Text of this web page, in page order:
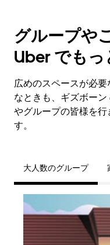
グループや
Uber でもっ
広めのスペースが必
なときも、ギズボー
やグループの皆様を
す。
大人数のグループ